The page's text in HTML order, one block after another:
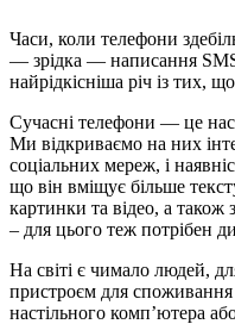
Часи, коли телефони
— зрідка — написання
найрідкісніша річ із тих,
Сучасні телефони — це
Ми відкриваємо на них
соціальних мереж, і
що він вміщує більше
картинки та відео, а також
– для цього теж потрібен
На світі є чимало людей,
пристроєм для
настільного комп’ютера